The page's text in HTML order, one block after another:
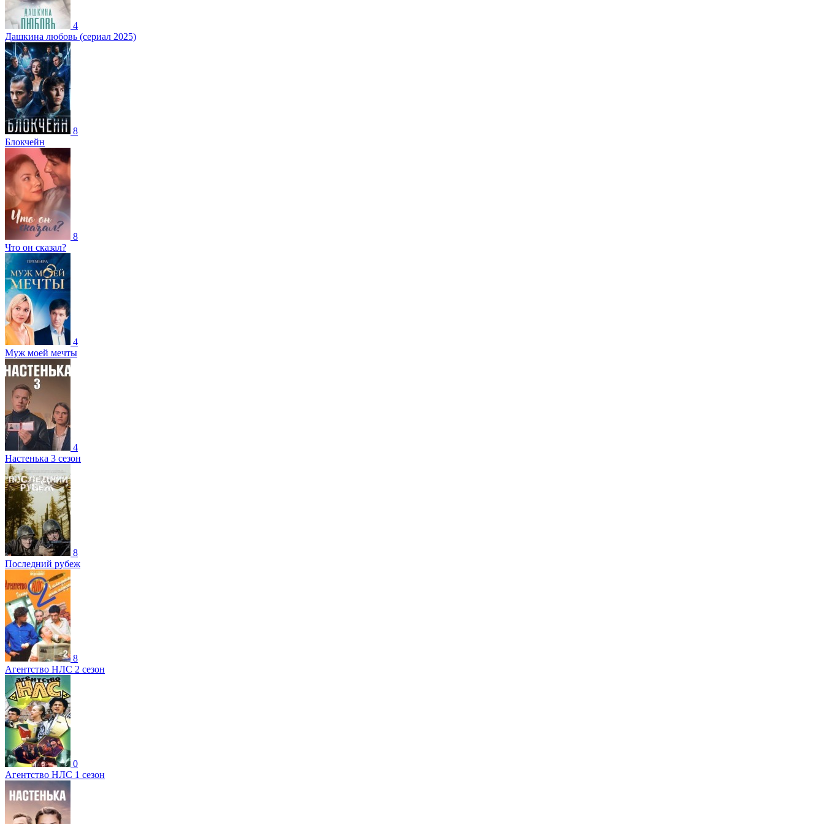
4
Дашкина любовь (сериал 2025)
8
Блокчейн
8
Что он сказал?
4
Муж моей мечты
4
Настенька 3 сезон
8
Последний рубеж
8
Агентство НЛС 2 сезон
0
Агентство НЛС 1 сезон